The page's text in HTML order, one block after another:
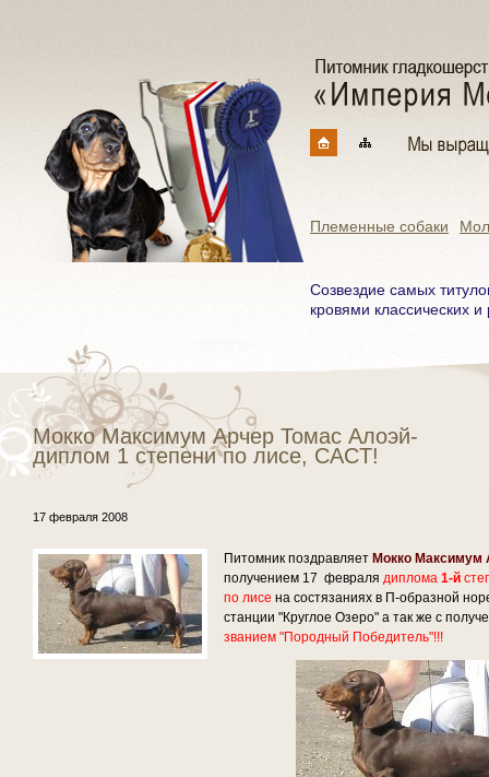
Племенные собаки
Созвездие самых
кровями классических и
Мокко Максимум Арчер Томас Алоэй-
диплом 1 степени по лисе, CACT!
17 февраля 2008
Питомник поздравляет Мокко Максимум
получением 17 февраля диплома 1-й
по лисе на состязаниях в П-образной
станции "Круглое Озеро" а так же с
званием "Породный Победитель"!!!